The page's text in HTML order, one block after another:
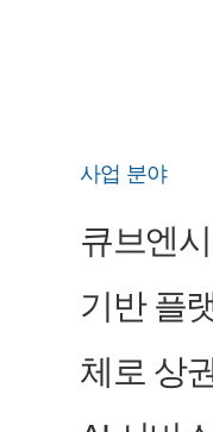
사업 분야
큐브엔
기반 플
체로 상